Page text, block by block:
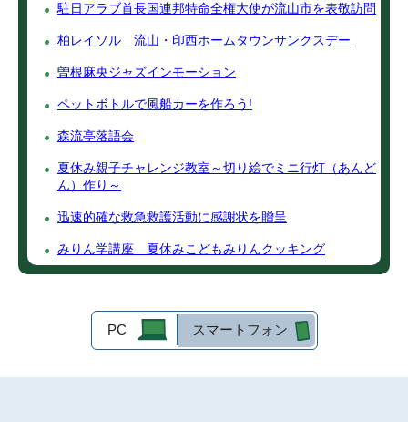
駐日アラブ首長国連邦特命全権大使が流山市を表敬訪問
柏レイソル 流山・印西ホームタウンサンクスデー
曽根麻央ジャズインモーション
ペットボトルで風船カーを作ろう!
森流亭落語会
夏休み親子チャレンジ教室～切り絵でミニ行灯（あんど
ん）作り～
迅速的確な救急救護活動に感謝状を贈呈
みりん学講座 夏休みこどもみりんクッキング
PC スマートフォン